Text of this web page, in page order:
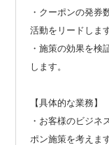
・クーポンの発券
活動をリードします
・施策の効果を検
します。
【具体的な業務】
・お客様のビジネ
ポン施策を考えま